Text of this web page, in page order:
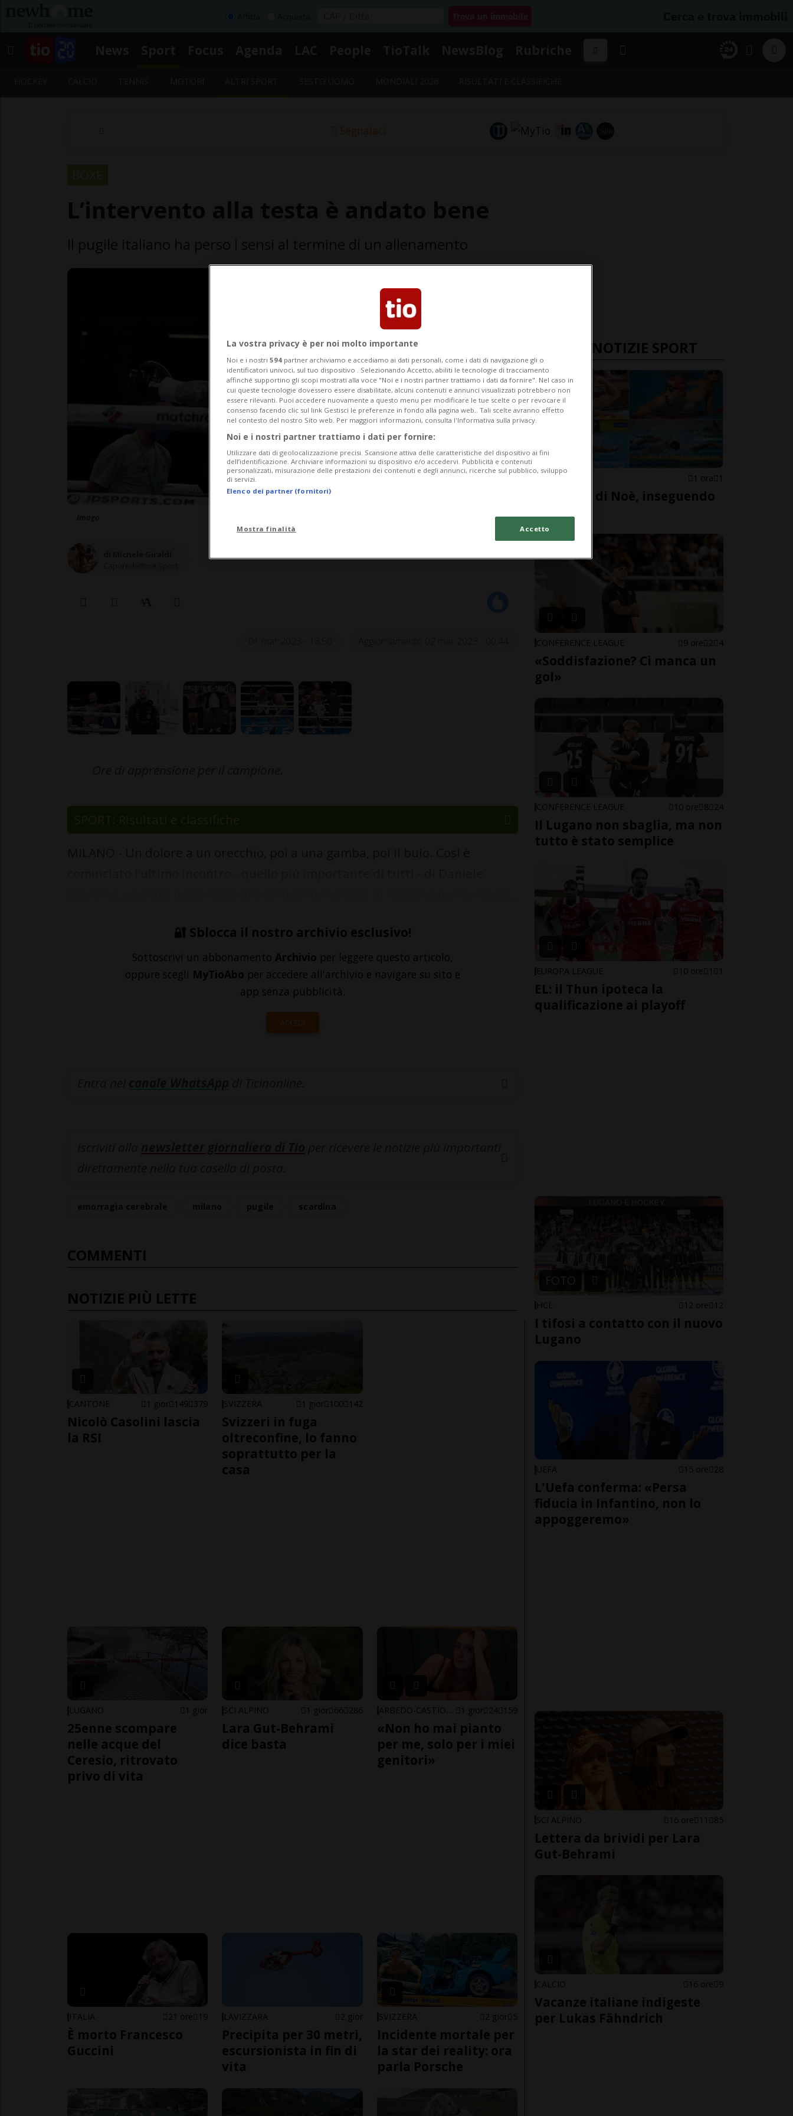
Segnalaci
SPORT: Risultati e classifiche
🔐 Sblocca il nostro archivio esclusivo!
Sottoscrivi un abbonamento Archivio per leggere questo articolo,
oppure scegli MyTioAbo per accedere all'archivio e navigare su sito e
app senza pubblicità.
ACCEDI
COMMENTI
NOTIZIE PIÙ LETTE
CANTONE 1 gior 149 379
Nicolò Casolini lascia
la RSI
SVIZZERA 1 gior 100 142
Svizzeri in fuga
oltreconfine, lo fanno
soprattutto per la
casa
LUGANO 1 gior
25enne scompare
nelle acque del
Ceresio, ritrovato
privo di vita
SCI ALPINO 1 gior 66 286
Lara Gut-Behrami
dice basta
1 gior 24 159
«Non ho mai pianto
per me, solo per i miei
genitori»
ITALIA 21 ore 19
È morto Francesco
Guccini
LAVIZZARA 2 gior
Precipita per 30 metri,
escursionista in fin di
vita
SVIZZERA 2 gior 5
Incidente mortale per
la star dei reality: ora
parla Porsche
ULTIME NOTIZIE SPORT
NUOTO 1 ora 1
Sulle scie di Noè, inseguendo
CONFERENCE LEAGUE 9 ore 2 4
«Soddisfazione? Ci manca un
gol»
CONFERENCE LEAGUE 10 ore 8 24
Il Lugano non sbaglia, ma non
tutto è stato semplice
EUROPA LEAGUE 10 ore 1 1
EL: il Thun ipoteca la
qualificazione ai playoff
FOTO
HCL 12 ore 12
I tifosi a contatto con il nuovo
Lugano
UEFA 15 ore 28
L'Uefa conferma: «Persa
fiducia in Infantino, non lo
appoggeremo»
SCI ALPINO 16 ore 11 85
Lettera da brividi per Lara
Gut-Behrami
CALCIO 16 ore 9
Vacanze italiane indigeste
per Lukas Fähndrich
La vostra privacy è per noi molto importante
Noi e i nostri 594 partner archiviamo e accediamo ai dati personali, come i dati di navigazione gli o
identificatori univoci, sul tuo dispositivo . Selezionando Accetto, abiliti le tecnologie di tracciamento
affinché supportino gli scopi mostrati alla voce "Noi e i nostri partner trattiamo i dati da fornire". Nel caso in
cui queste tecnologie dovessero essere disabilitate, alcuni contenuti e annunci visualizzati potrebbero non
essere rilevanti. Puoi accedere nuovamente a questo menu per modificare le tue scelte o per revocare il
consenso facendo clic sul link Gestisci le preferenze in fondo alla pagina web.. Tali scelte avranno effetto
nel contesto del nostro Sito web. Per maggiori informazioni, consulta l'Informativa sulla privacy.
Noi e i nostri partner trattiamo i dati per fornire:
Utilizzare dati di geolocalizzazione precisi. Scansione attiva delle caratteristiche del dispositivo ai fini
dell’identificazione. Archiviare informazioni su dispositivo e/o accedervi. Pubblicità e contenuti
personalizzati, misurazione delle prestazioni dei contenuti e degli annunci, ricerche sul pubblico, sviluppo
di servizi.
Elenco dei partner (fornitori)
Mostra finalità Accetto